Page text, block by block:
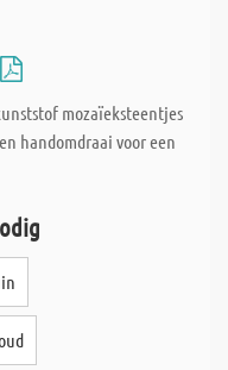
mozaïeksteentjes
handomdraai voor een